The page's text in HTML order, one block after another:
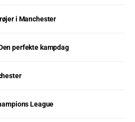
i Manchester
perfekte kampdag
League